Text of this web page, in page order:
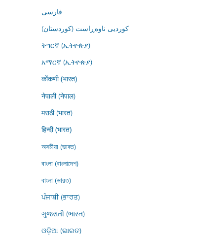
فارسى
کوردیی ناوەڕاست (کوردستان)
ትግርኛ (ኢትዮጵያ)
አማርኛ (ኢትዮጵያ)
कोंकणी (भारत)
नेपाली (नेपाल)
मराठी (भारत)
हिन्दी (भारत)
অসমীয়া (ভাৰত)
বাংলা (বাংলাদেশ)
বাংলা (ভারত)
ਪੰਜਾਬੀ (ਭਾਰਤ)
ગુજરાતી (ભારત)
ଓଡ଼ିଆ (ଭାରତ)